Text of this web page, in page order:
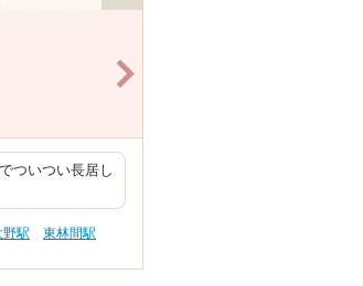
ついつい長居し
野駅
東林間駅